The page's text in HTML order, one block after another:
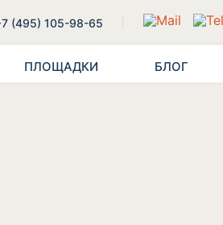
(495) 105-98-65
ПЛОЩАДКИ БЛОГ